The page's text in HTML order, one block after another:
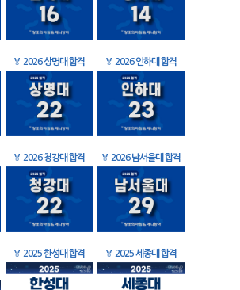
🏅 2026 상명대 합격 🏅 2026 인하대 합격
🏅 2026 청강대 합격 🏅 2026 남서울대 합격
🏅 2025 한성대 합격 🏅 2025 세종대 합격